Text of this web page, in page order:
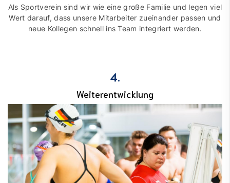
Als Sportverein sind wir wie eine große Familie und legen viel
Wert darauf, dass unsere Mitarbeiter zueinander passen und
neue Kollegen schnell ins Team integriert werden.
4.
Weiterentwicklung